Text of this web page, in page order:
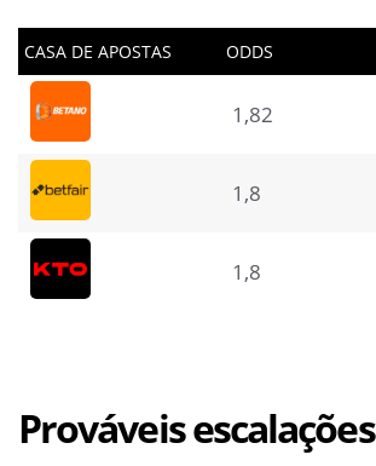
CASA DE APOSTAS ODDS
1,82
1,8
1,8
Prováveis escalações